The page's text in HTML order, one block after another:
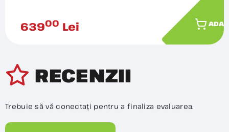
63900 Lei
RECENZII
Trebuie să vă conectați pentru a finaliza evaluarea.